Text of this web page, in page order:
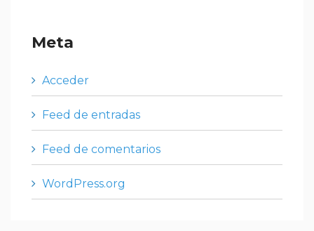
Meta
Acceder
Feed de entradas
Feed de comentarios
WordPress.org